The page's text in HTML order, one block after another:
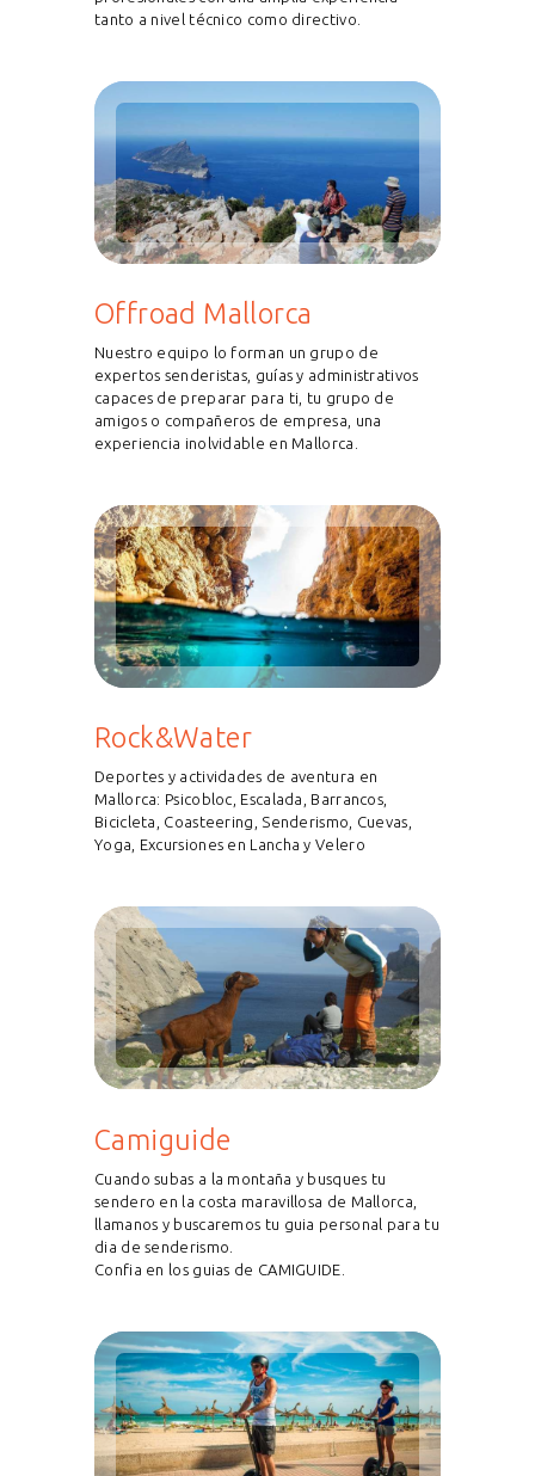
tanto a nivel técnico como directivo.
Offroad Mallorca
Nuestro equipo lo forman un grupo de
expertos senderistas, guías y administrativos
capaces de preparar para ti, tu grupo de
amigos o compañeros de empresa, una
experiencia inolvidable en Mallorca.
Rock&Water
Deportes y actividades de aventura en
Mallorca: Psicobloc, Escalada, Barrancos,
Bicicleta, Coasteering, Senderismo, Cuevas,
Yoga, Excursiones en Lancha y Velero
Camiguide
Cuando subas a la montaña y busques tu
sendero en la costa maravillosa de Mallorca,
llamanos y buscaremos tu guia personal para tu
dia de senderismo.
Confia en los guias de CAMIGUIDE.